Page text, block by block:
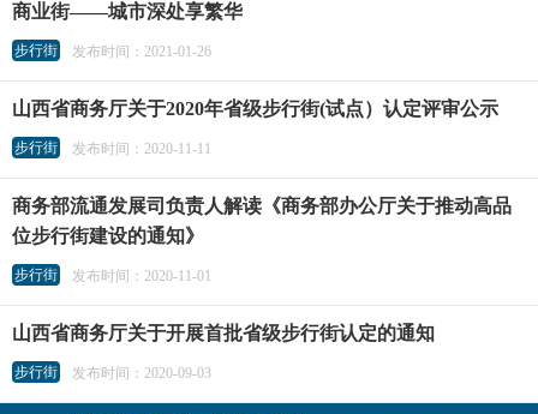
商业街——城市深处享繁华
步行街 发布时间：2021-01-26
山西省商务厅关于2020年省级步行街(试点）认定评审公示
步行街 发布时间：2020-11-11
商务部流通发展司负责人解读《商务部办公厅关于推动高品
位步行街建设的通知》
步行街 发布时间：2020-11-01
山西省商务厅关于开展首批省级步行街认定的通知
步行街 发布时间：2020-09-03